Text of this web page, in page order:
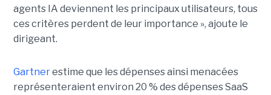
agents IA deviennent les principaux utilisateurs, tous
ces critères perdent de leur importance », ajoute le
dirigeant.
Gartnerestime que les dépenses ainsi menacées
représenteraient environ 20 % des dépenses SaaS